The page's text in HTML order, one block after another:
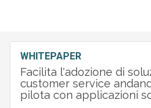
WHITEPAPER
Facilita l'adozione di
customer service
pilota con applicazioni